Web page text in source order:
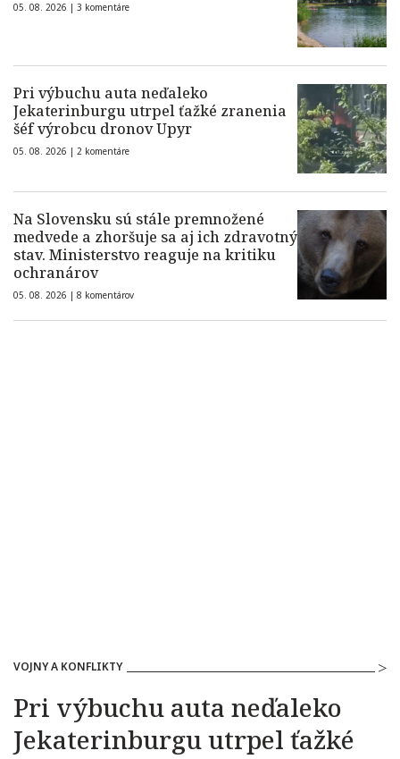
05. 08. 2026 | 3 komentáre
Pri výbuchu auta neďaleko
Jekaterinburgu utrpel ťažké zranenia
šéf výrobcu dronov Upyr
05. 08. 2026 | 2 komentáre
Na Slovensku sú stále premnožené
medvede a zhoršuje sa aj ich zdravotný
stav. Ministerstvo reaguje na kritiku
ochranárov
05. 08. 2026 | 8 komentárov
VOJNY A KONFLIKTY
Pri výbuchu auta neďaleko
Jekaterinburgu utrpel ťažké